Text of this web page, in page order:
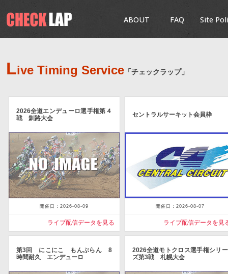
ABOUT FAQ Site
Live Timing Service 「チェックラップ」
2026全道エンデューロ選手権第４
戦 釧路大会
開催日：2026-08-09
ライブ配信データを見る
セントラルサーキット会員枠
開催日：2026-08-07
ライブ配信データを見
第3回 にこにこ もんぶらん 8
時間耐久 エンデューロ
2026全道モトクロス選手権シリー
ズ第3戦 札幌大会